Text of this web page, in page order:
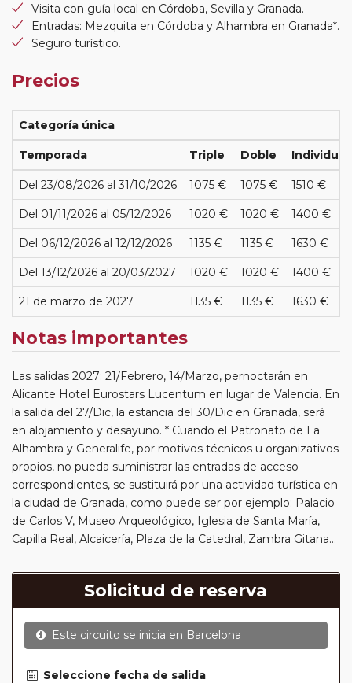
Visita con guía local en Córdoba, Sevilla y Granada.
Entradas: Mezquita en Córdoba y Alhambra en Granada*.
Seguro turístico.
Precios
Categoría única
Temporada Triple Doble Individual
Del 23/08/2026 al 31/10/2026 1075 € 1075 € 1510 €
Del 01/11/2026 al 05/12/2026 1020 € 1020 € 1400 €
Del 06/12/2026 al 12/12/2026 1135 € 1135 € 1630 €
Del 13/12/2026 al 20/03/2027 1020 € 1020 € 1400 €
21 de marzo de 2027 1135 € 1135 € 1630 €
Notas importantes
Las salidas 2027: 21/Febrero, 14/Marzo, pernoctarán en
Alicante Hotel Eurostars Lucentum en lugar de Valencia. En
la salida del 27/Dic, la estancia del 30/Dic en Granada, será
en alojamiento y desayuno. * Cuando el Patronato de La
Alhambra y Generalife, por motivos técnicos u organizativos
propios, no pueda suministrar las entradas de acceso
correspondientes, se sustituirá por una actividad turística en
la ciudad de Granada, como puede ser por ejemplo: Palacio
de Carlos V, Museo Arqueológico, Iglesia de Santa María,
Capilla Real, Alcaicería, Plaza de la Catedral, Zambra Gitana…
Solicitud de reserva
Este circuito se inicia en Barcelona
Seleccione fecha de salida